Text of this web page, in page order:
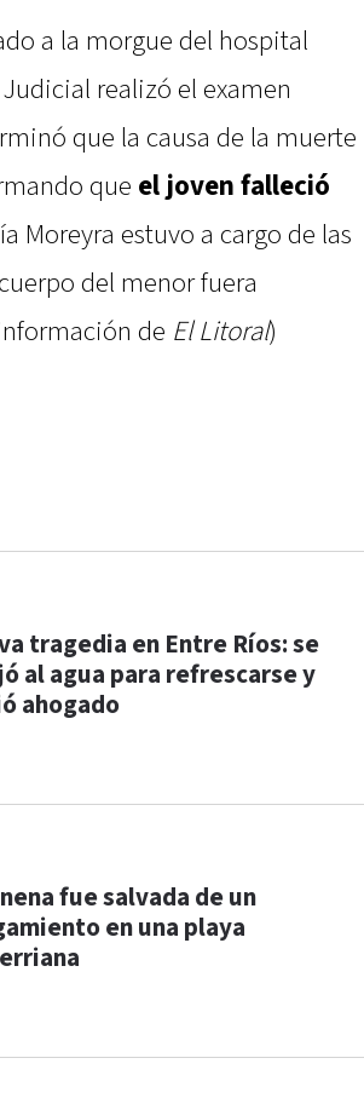
a la morgue del hospital
realizó el examen
que la causa de la muerte
que el joven falleció
Moreyra estuvo a cargo de las
del menor fuera
de El Litoral)
tragedia en Entre Ríos: se
al agua para refrescarse y
ahogado
fue salvada de un
en una playa